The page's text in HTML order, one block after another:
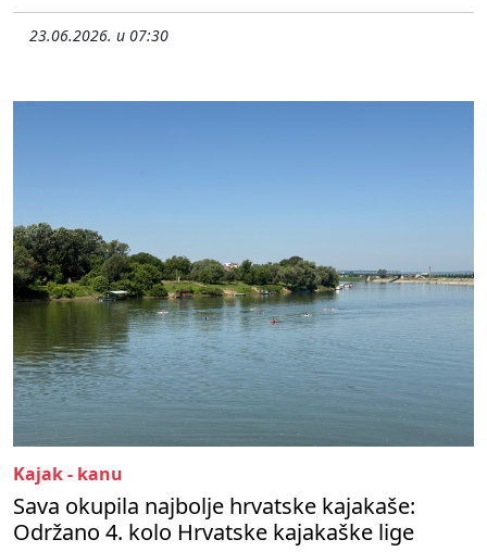
23.06.2026. u 07:30
Kajak - kanu
Sava okupila najbolje hrvatske kajakaše:
Održano 4. kolo Hrvatske kajakaške lige